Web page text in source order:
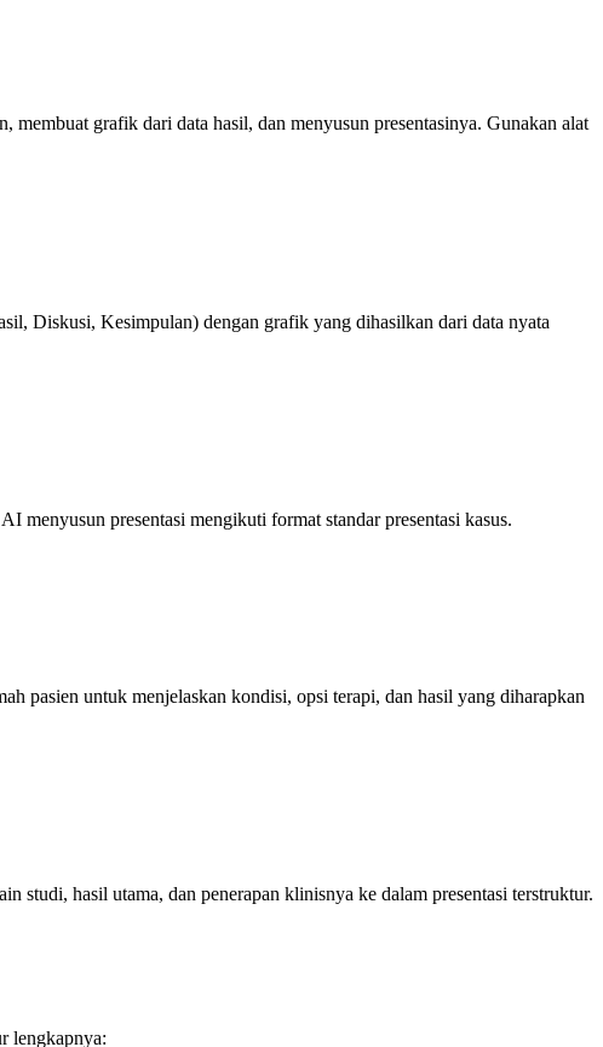
grafik dari data hasil, dan menyusun presentasinya. Gunakan alat
Diskusi, Kesimpulan) dengan grafik yang dihasilkan dari data nyata
menyusun presentasi mengikuti format standar presentasi kasus.
pasien untuk menjelaskan kondisi, opsi terapi, dan hasil yang diharapkan
studi, hasil utama, dan penerapan klinisnya ke dalam presentasi terstruktur.
lengkapnya: